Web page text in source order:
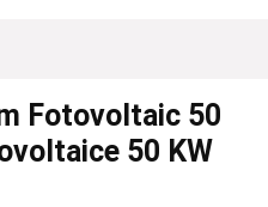
Fotovoltaic 50
50 KW